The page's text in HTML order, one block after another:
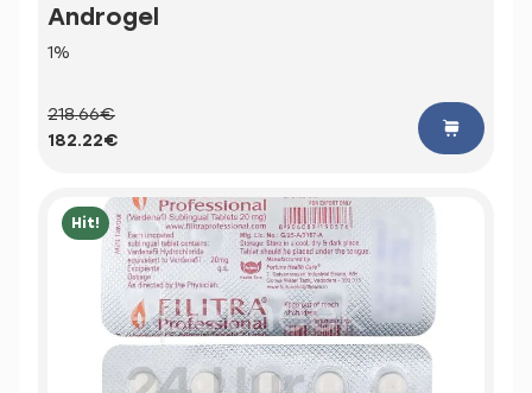
Androgel
1%
218.66€
182.22€
Hit!